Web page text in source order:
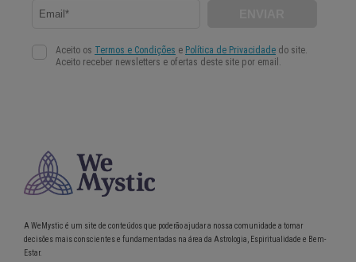
A WeMystic é um site de conteúdos que poderão ajudar a nossa comunidade a tomar
decisões mais conscientes e fundamentadas na área da Astrologia, Espiritualidade e Bem-
Estar.